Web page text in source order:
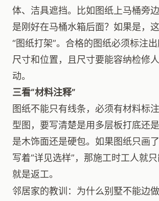
体、洁具遮挡。比如图纸上马桶旁
是刚好在马桶水箱后面？如果是，
“图纸打架”。合格的图纸必须标注
尺寸和位置，且尺寸要能容纳检修
动。
三看“材料注释”
图纸不能只有线条，必须有材料标
型图，要写清楚是用多层板打底还
是木饰面还是硬包。如果图纸只画
写着“详见选样”，那施工时工人就
就是返工。
邻居家的教训：为什么别墅不能边做